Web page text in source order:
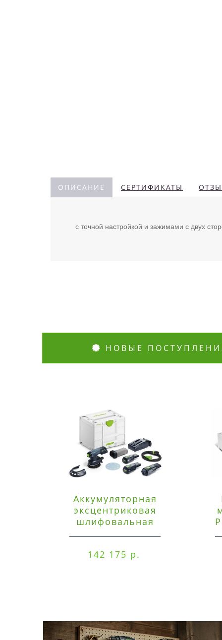
ОПИСАНИЕ СЕРТИФИКАТЫ
с точной настройкой и зажимами с двух
НОВЫЕ
Аккумуляторная
эксцентриковая
шлифовальная
142 175 р.